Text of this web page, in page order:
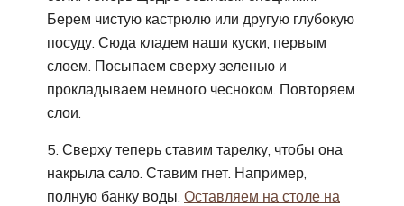
Берем чистую кастрюлю или другую глубокую
посуду. Сюда кладем наши куски, первым
слоем. Посыпаем сверху зеленью и
прокладываем немного чесноком. Повторяем
слои.
5. Сверху теперь ставим тарелку, чтобы она
накрыла сало. Ставим гнет. Например,
полную банку воды. Оставляем на столе на